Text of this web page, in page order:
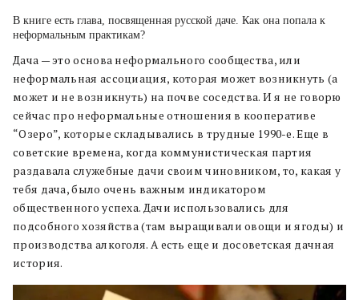
В книге есть глава, посвященная русской даче. Как она попала к
неформальным практикам?
Дача — это основа неформального сообщества, или
неформальная ассоциация, которая может возникнуть (а
может и не возникнуть) на почве соседства. И я не говорю
сейчас про неформальные отношения в кооперативе
“Озеро”, которые складывались в трудные 1990-е. Еще в
советские времена, когда коммунистическая партия
раздавала служебные дачи своим чиновником, то, какая у
тебя дача, было очень важным индикатором
общественного успеха. Дачи использовались для
подсобного хозяйства (там выращивали овощи и ягоды) и
производства алкоголя. А есть еще и досоветская дачная
история.